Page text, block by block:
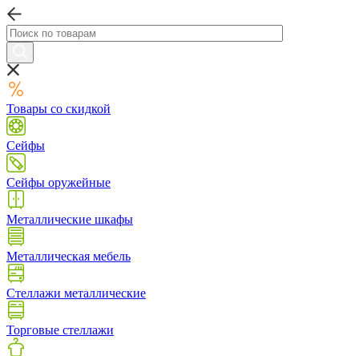
Товары со скидкой
Сейфы
Сейфы оружейные
Металлические шкафы
Металлическая мебель
Стеллажи металлические
Торговые стеллажи